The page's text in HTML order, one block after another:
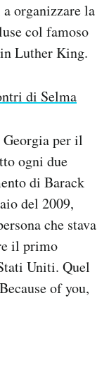
organizzare la
col famoso
Luther King.
di Selma
per il
ogni due
di Barack
del 2009,
che stava
il primo
Uniti. Quel
of you,